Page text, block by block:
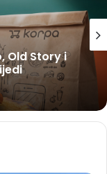
Old Story i